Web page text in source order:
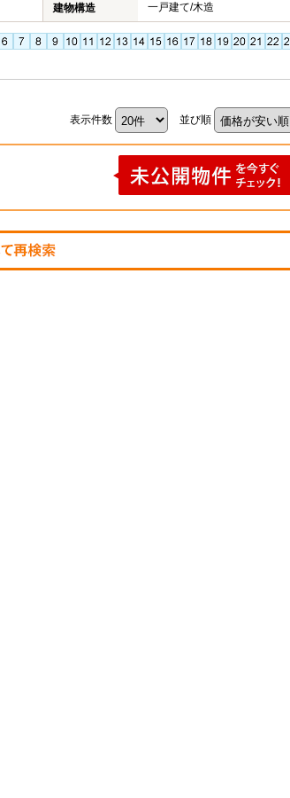
建物構造 一戸建て/木造
表示件数 並び順